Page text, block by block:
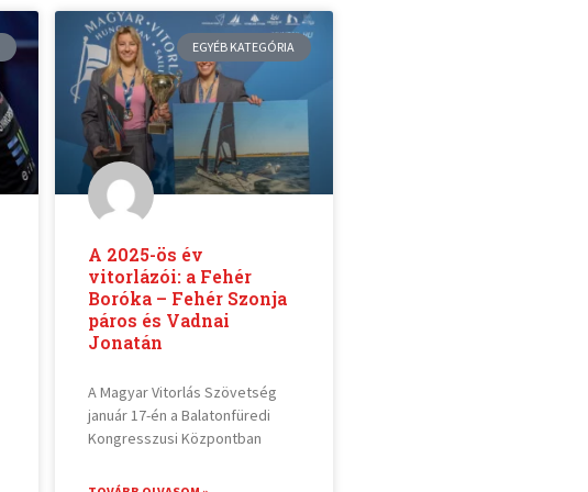
EGYÉB KATEGÓRIA
A 2025-ös év
vitorlázói: a Fehér
Boróka – Fehér Szonja
páros és Vadnai
Jonatán
A Magyar Vitorlás Szövetség
január 17-én a Balatonfüredi
Kongresszusi Központban